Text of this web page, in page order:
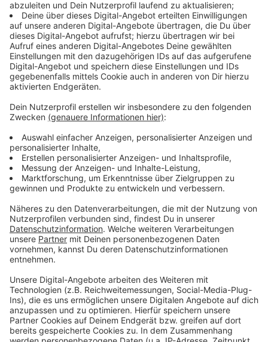
Feuerwehrhaus in Hattingen gibt's auf rer.de und in
unserer App.
Hiergeht's zu den Planunterlagen und weiteren Infos,
wie Gutachten oder der Begründung des
Bürgerbeteiligungen“).
Fragen und Bedenken können auch per Mail an
fb61@hattingen.de oder per Postweg übermittelt
werden. Ergänzend können die Unterlagen im gleichen
Zeitraum im Eingangsbereich des
Verwaltungsgebäudes der Stadtplanung und
Stadtentwicklung, Hüttenstraße 43, eingesehen
werden. Vor Ort muss ein Mund- und Nasenschutz
getragen werden.
Baudezernent Jens Hendrix fasst in einem kurzen
Videodie wichtigsten Informationen zum Bauvorhaben
zusammen und stellt einzelnen Planungsdetails vor.
Anzeige